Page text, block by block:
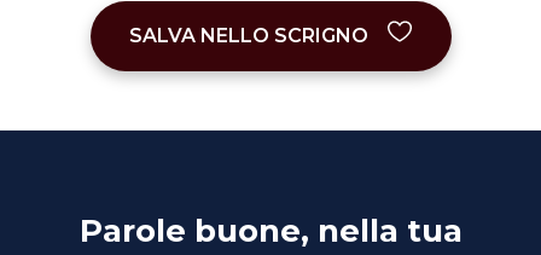
SALVA NELLO SCRIGNO
Parole buone, nella tua